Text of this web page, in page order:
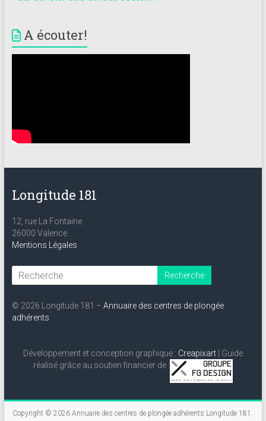
A écouter!
Longitude 181
12, rue La Fontaine
26000 Valence
Mentions Légales
© 2026 Longitude 181 – Annuaire des centres de plongée
adhérents
Développement et conception graphique : Creapixart| Guide
réalisé grâce au soutien financier de :
Copyright © 2026Annuaire des centres de plongée adhérents Longitude 181 .